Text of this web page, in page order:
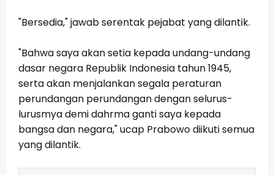
"Bersedia," jawab serentak pejabat yang dilantik.
"Bahwa saya akan setia kepada undang-undang
dasar negara Republik Indonesia tahun 1945,
serta akan menjalankan segala peraturan
perundangan perundangan dengan selurus-
lurusmya demi dahrma ganti saya kepada
bangsa dan negara," ucap Prabowo diikuti semua
yang dilantik.